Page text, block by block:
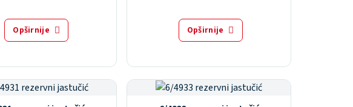
Opširnije Opširnije